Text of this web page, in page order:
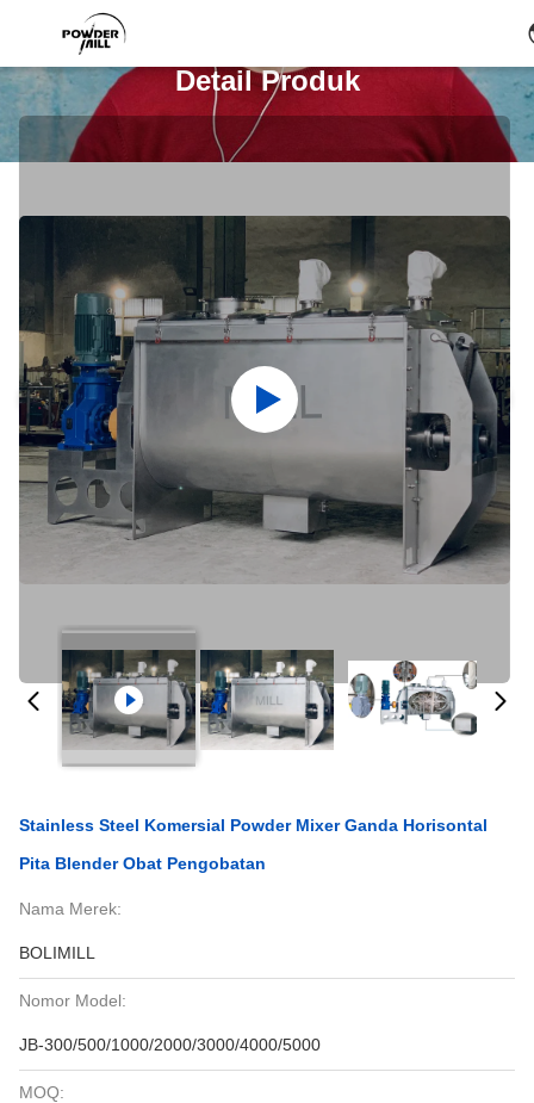
Detail Produk
Stainless Steel Komersial Powder Mixer Ganda Horisontal
Pita Blender Obat Pengobatan
Nama Merek:
BOLIMILL
Nomor Model:
JB-300/500/1000/2000/3000/4000/5000
MOQ: